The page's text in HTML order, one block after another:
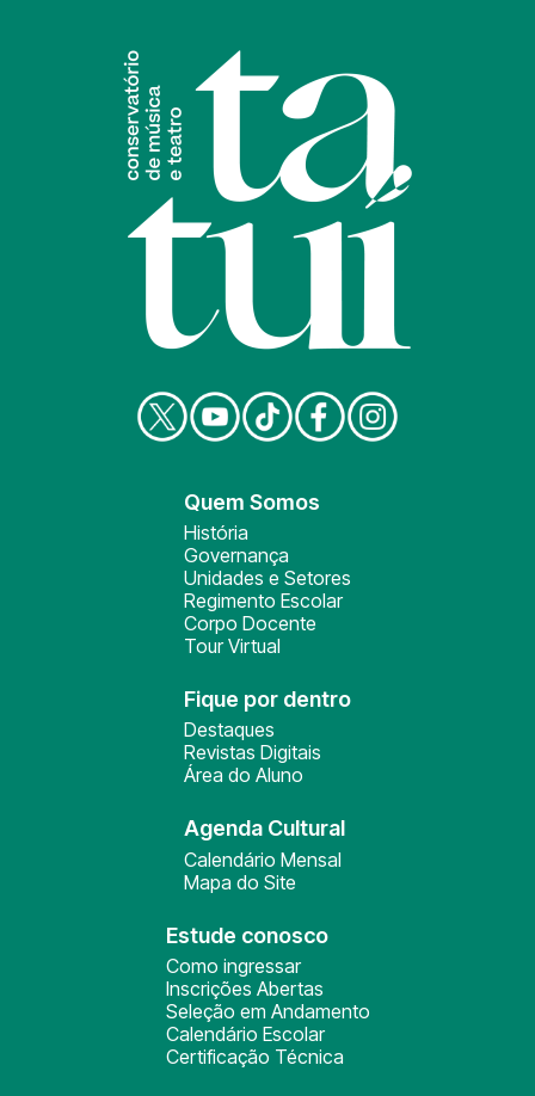
Quem Somos
História
Governança
Unidades e Setores
Regimento Escolar
Corpo Docente
Tour Virtual
Fique por dentro
Destaques
Revistas Digitais
Área do Aluno
Agenda Cultural
Calendário Mensal
Mapa do Site
Estude conosco
Como ingressar
Inscrições Abertas
Seleção em Andamento
Calendário Escolar
Certificação Técnica